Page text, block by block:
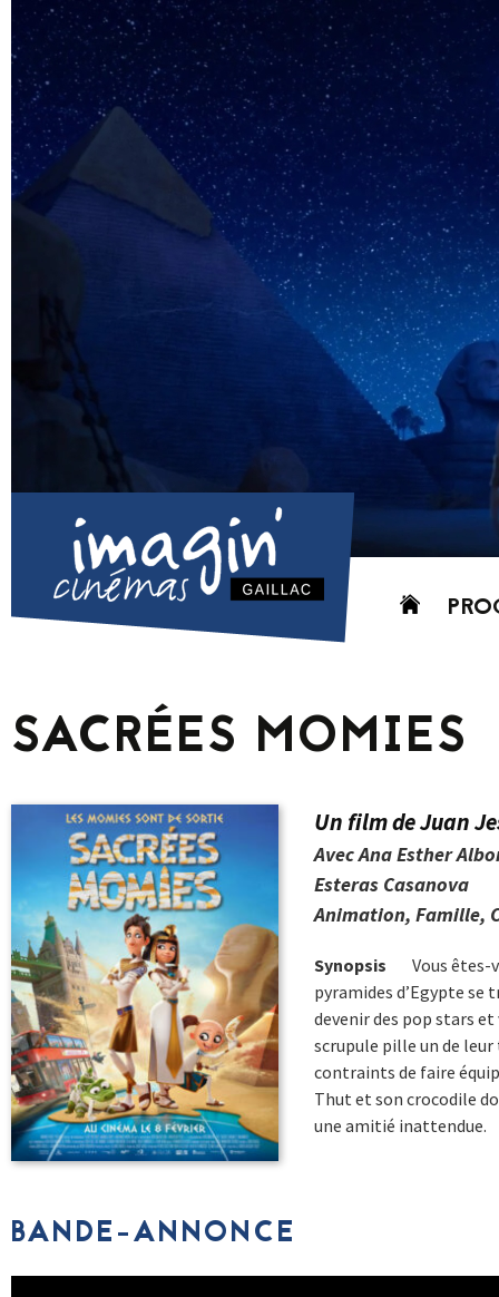
Aller
SACRÉES MOMIES
Un film de Juan
Avec Ana Esther
Esteras Casanova
Animation, Famille,
Synopsis
Vous êtes-
pyramides d’Egypte se
devenir des pop stars
scrupule pille un de
contraints de faire
Thut et son crocodile
une amitié inattendue.
BANDE-ANNONCE